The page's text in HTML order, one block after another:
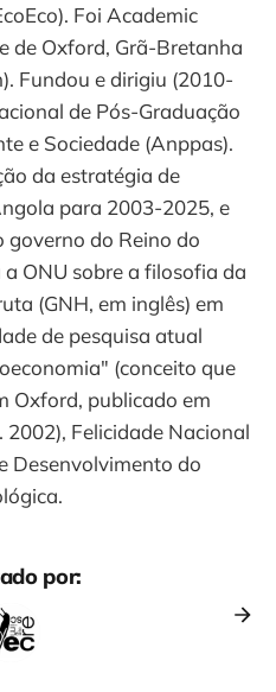
Foi Academic
de Oxford, Grã-Bretanha
Fundou e dirigiu (2010-
de Pós-Graduação
e Sociedade (Anppas).
da estratégia de
para 2003-2025, e
governo do Reino do
ONU sobre a filosofia da
(GNH, em inglês) em
de pesquisa atual
(conceito que
Oxford, publicado em
2002), Felicidade Nacional
Desenvolvimento do
por: